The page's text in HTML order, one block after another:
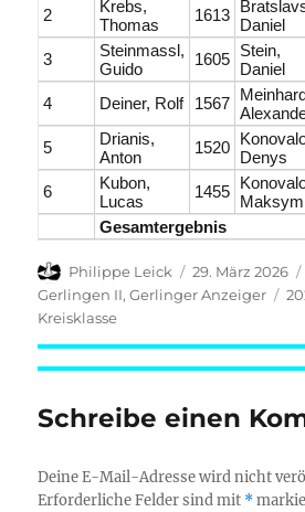
2
Krebs,
Thomas
1613
Daniel
3
Steinmassl,
Guido
1605 Stein,
Daniel
4 Deiner, Rolf 1567
5
Drianis,
Anton
1520
Denys
6
Kubon,
Lucas
1455
Maksym
Gesamtergebnis
Autor
Philippe Leick
Veröffentlicht
am
29. März 2026
Gerlingen II,Gerlinger Anzeiger
Kreisklasse
Schreibe einen
Deine E-Mail-Adresse wird nicht
Erforderliche Felder sind mit *